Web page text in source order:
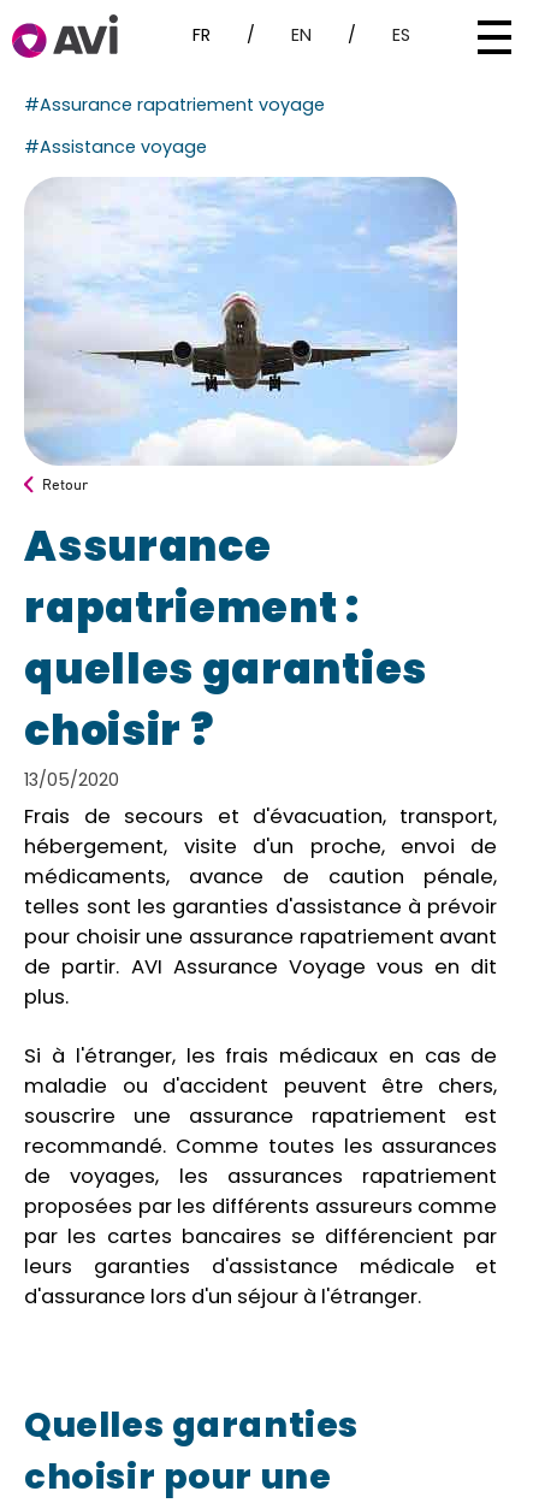
FR / EN / ES
#Assurance rapatriement voyage
#Assistance voyage
Retour
Assurance
rapatriement :
quelles garanties
choisir ?
13/05/2020
Frais de secours et d'évacuation, transport,
hébergement, visite d'un proche, envoi de
médicaments, avance de caution pénale,
telles sont les garanties d'assistance à prévoir
pour choisir une assurance rapatriement avant
de partir. AVI Assurance Voyage vous en dit
plus.
Si à l'étranger, les frais médicaux en cas de
maladie ou d'accident peuvent être chers,
souscrire une assurance rapatriement est
recommandé. Comme toutes les assurances
de voyages, les assurances rapatriement
proposées par les différents assureurs comme
par les cartes bancaires se différencient par
leurs garanties d'assistance médicale et
d'assurance lors d'un séjour à l'étranger.
Quelles garanties
choisir pour une